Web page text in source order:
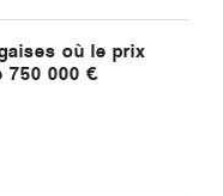
où le prix
750 000 €